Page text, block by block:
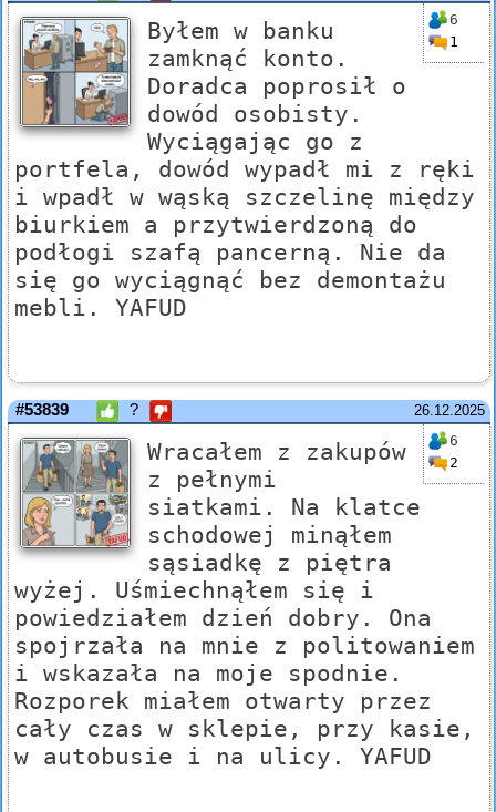
6
1
Byłem w banku
zamknąć konto.
Doradca poprosił o
dowód osobisty.
Wyciągając go z
portfela, dowód wypadł mi z ręki
i wpadł w wąską szczelinę między
biurkiem a przytwierdzoną do
podłogi szafą pancerną. Nie da
się go wyciągnąć bez demontażu
mebli. YAFUD
26.12.2025
#53839 ?
6
2
Wracałem z zakupów
z pełnymi
siatkami. Na klatce
schodowej minąłem
sąsiadkę z piętra
wyżej. Uśmiechnąłem się i
powiedziałem dzień dobry. Ona
spojrzała na mnie z politowaniem
i wskazała na moje spodnie.
Rozporek miałem otwarty przez
cały czas w sklepie, przy kasie,
w autobusie i na ulicy. YAFUD